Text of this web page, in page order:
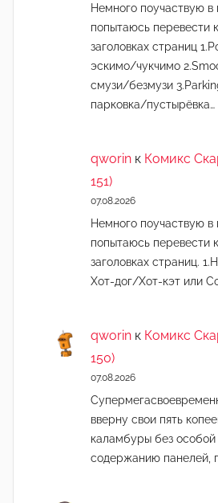
Немного поучаствую в
попытаюсь перевести
заголовках страниц
эскимо/чукчимо
смузи/безмузи
парковка/пустырёвка…
qworin к Комикс
151)
07.08.2026
Немного поучаствую в
попытаюсь перевести
заголовках страниц.
Хот-дог/Хот-кэт или
qworin к Комикс
150)
07.08.2026
вверну свои пять
каламбуры без особой
содержанию панелей,